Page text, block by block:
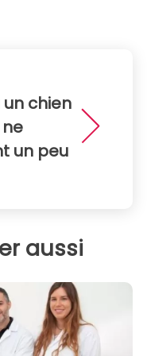
un chien
ne
un peu
aussi